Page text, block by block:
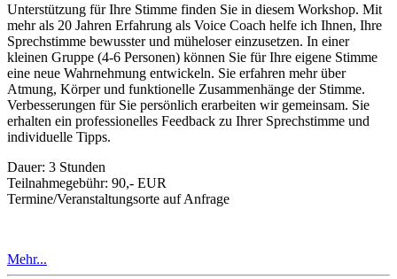
Unterstützung für Ihre Stimme finden Sie in diesem Workshop. Mit
mehr als 20 Jahren Erfahrung als Voice Coach helfe ich Ihnen, Ihre
Sprechstimme bewusster und müheloser einzusetzen. In einer
kleinen Gruppe (4-6 Personen) können Sie für Ihre eigene Stimme
eine neue Wahrnehmung entwickeln. Sie erfahren mehr über
Atmung, Körper und funktionelle Zusammenhänge der Stimme.
Verbesserungen für Sie persönlich erarbeiten wir gemeinsam. Sie
erhalten ein professionelles Feedback zu Ihrer Sprechstimme und
individuelle Tipps.
Dauer: 3 Stunden
Teilnahmegebühr: 90,- EUR
Termine/Veranstaltungsorte auf Anfrage
Mehr...